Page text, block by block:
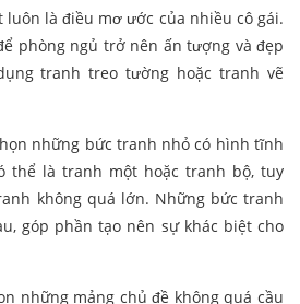
luôn là điều mơ ước của nhiều cô gái.
phòng ngủ trở nên ấn tượng và đẹp
tranh treo tường hoặc tranh vẽ
những bức tranh nhỏ có hình tĩnh
thể là tranh một hoặc tranh bộ, tuy
không quá lớn. Những bức tranh
góp phần tạo nên sự khác biệt cho
những mảng chủ đề không quá cầu